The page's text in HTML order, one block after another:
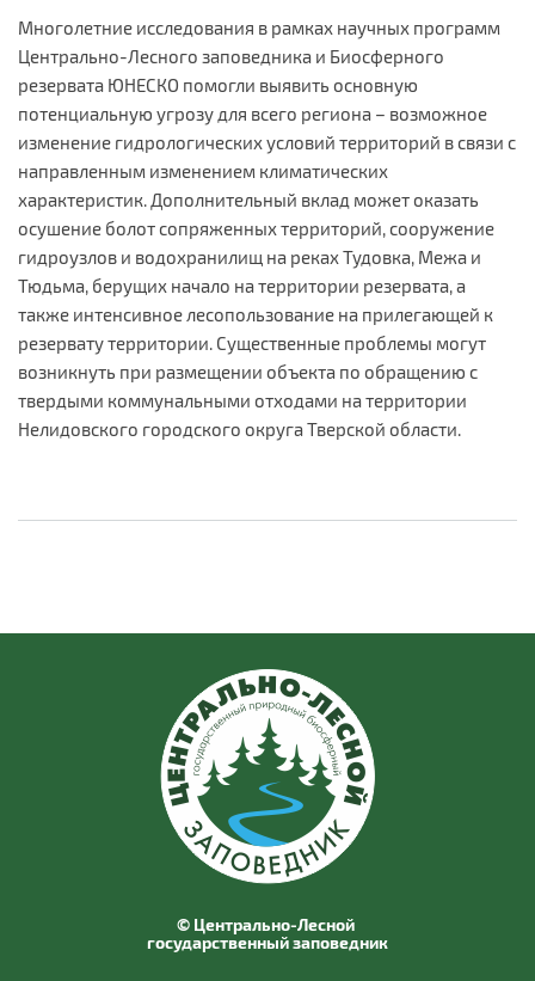
Многолетние исследования в рамках научных программ
Центрально-Лесного заповедника и Биосферного
резервата ЮНЕСКО помогли выявить основную
потенциальную угрозу для всего региона – возможное
изменение гидрологических условий территорий в связи с
направленным изменением климатических
характеристик. Дополнительный вклад может оказать
осушение болот сопряженных территорий, сооружение
гидроузлов и водохранилищ на реках Тудовка, Межа и
Тюдьма, берущих начало на территории резервата, а
также интенсивное лесопользование на прилегающей к
резервату территории. Существенные проблемы могут
возникнуть при размещении объекта по обращению с
твердыми коммунальными отходами на территории
Нелидовского городского округа Тверской области.
© Центрально-Лесной
государственный заповедник